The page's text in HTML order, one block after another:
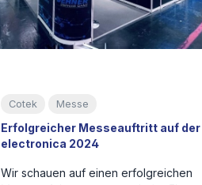
Cotek Messe
Erfolgreicher Messeauftritt auf der
electronica 2024
Wir schauen auf einen erfolgreichen